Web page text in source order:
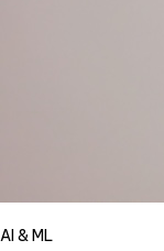
AI & ML